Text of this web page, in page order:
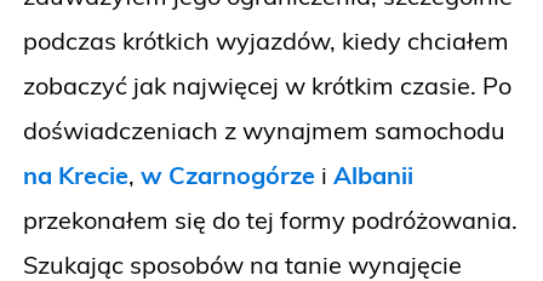
podczas krótkich wyjazdów, kiedy chciałem
zobaczyć jak najwięcej w krótkim czasie. Po
doświadczeniach z wynajmem samochodu
na Krecie, w Czarnogórze i Albanii
przekonałem się do tej formy podróżowania.
Szukając sposobów na tanie wynajęcie